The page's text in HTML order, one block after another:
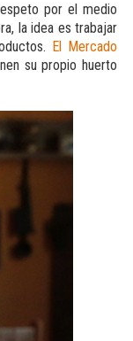
por el medio
la idea es trabajar
El Mercado
su propio huerto